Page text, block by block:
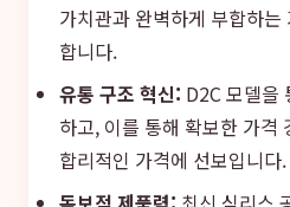
가치관과 완벽하게 부합하
합니다.
유통 구조 혁신: D2C 모델을
하고, 이를 통해 확보한 가격
합리적인 가격에 선보입니다.